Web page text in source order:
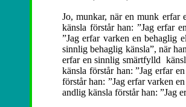
Jo, munkar, när en munk erfar
känsla förstår han: ”Jag erfar
”Jag erfar varken en behaglig
sinnlig behaglig känsla”, när
erfar en sinnlig smärtfylld
känsla förstår han: ”Jag erfar
förstår han: ”Jag erfar varken
andlig känsla förstår han: ”Jag